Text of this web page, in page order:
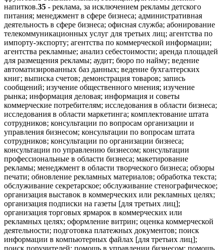
напитков.35 - реклама, за исключением рекламы детского
питания; менеджмент в сфере бизнеса; административная
деятельность в сфере бизнеса; офисная служба; абонирование
телекоммуникационных услуг для третьих лиц; агентства по
импорту-экспорту; агентства по коммерческой информации;
агентства рекламные; анализ себестоимости; аренда площадей
для размещения рекламы; аудит; бюро по найму; ведение
автоматизированных баз данных; ведение бухгалтерских
книг; выписка счетов; демонстрация товаров; запись
сообщений; изучение общественного мнения; изучение
рынка; информация деловая; информация и советы
коммерческие потребителям; исследования в области бизнеса;
исследования в области маркетинга; комплектование штата
сотрудников; консультации по вопросам организации и
управления бизнесом; консультации по вопросам штата
сотрудников; консультации по организации бизнеса;
консультации по управлению бизнесом; консультации
профессиональные в области бизнеса; макетирование
рекламы; менеджмент в области творческого бизнеса; обзоры
печати; обновление рекламных материалов; обработка текста;
обслуживание секретарское; обслуживание стенографическое;
организация выставок в коммерческих или рекламных целях;
организация подписки на газеты [для третьих лиц];
организация торговых ярмарок в коммерческих или
рекламных целях; оформление витрин; оценка коммерческой
деятельности; подготовка платежных документов; поиск
информации в компьютерных файлах [для третьих лиц];
поиск поручителей; помощь в управлении бизнесом; помощь